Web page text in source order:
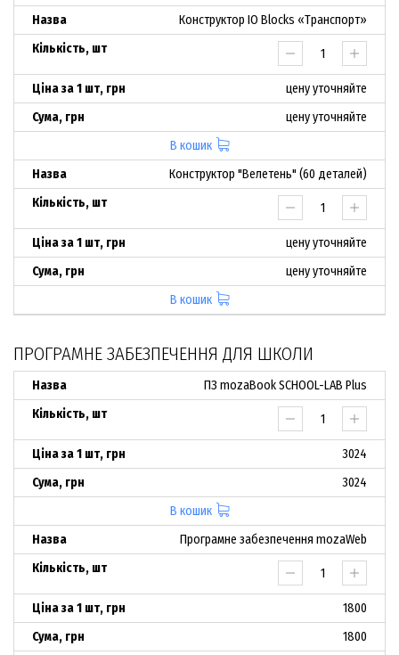
Конструктор IO Blocks «Транспорт»
цену уточняйте
цену уточняйте
В кошик
Конструктор "Велетень" (60 деталей)
цену уточняйте
цену уточняйте
В кошик
ПРОГРАМНЕ ЗАБЕЗПЕЧЕННЯ ДЛЯ ШКОЛИ
ПЗ mozaBook SCHOOL-LAB Plus
3024
3024
В кошик
Програмне забезпечення mozaWeb
1800
1800